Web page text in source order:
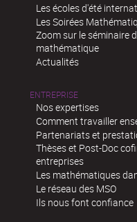
Les écoles d'été
Les Soirées
Zoom sur le séminaire
mathématique
Actualités
ENTREPRISE
Nos expertises
Comment travailler
Partenariats et
Thèses et Post-Doc
entreprises
Les mathématiques
Le réseau des MSO
Ils nous font confiance